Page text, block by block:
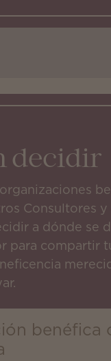
decidir
Consultores y
a dónde se
para compartir
benéfica